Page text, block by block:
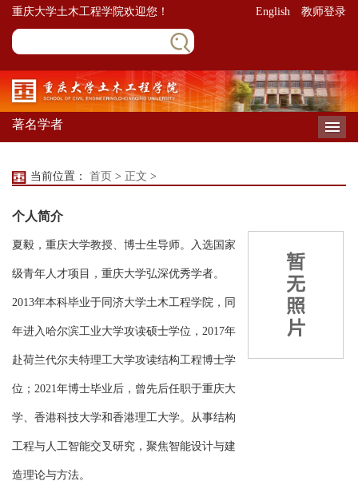
重庆大学土木工程学院欢迎您！ English 教师登录
著名学者
当前位置： 首页 > 正文 >
个人简介
夏毅，重庆大学教授、博士生导师。入选国家
级青年人才项目，重庆大学弘深优秀学者。
2013年本科毕业于同济大学土木工程学院，同
年进入哈尔滨工业大学攻读硕士学位，2017年
赴荷兰代尔夫特理工大学攻读结构工程博士学
位；2021年博士毕业后，曾先后任职于重庆大
学、香港科技大学和香港理工大学。从事结构
工程与人工智能交叉研究，聚焦智能设计与建
造理论与方法。